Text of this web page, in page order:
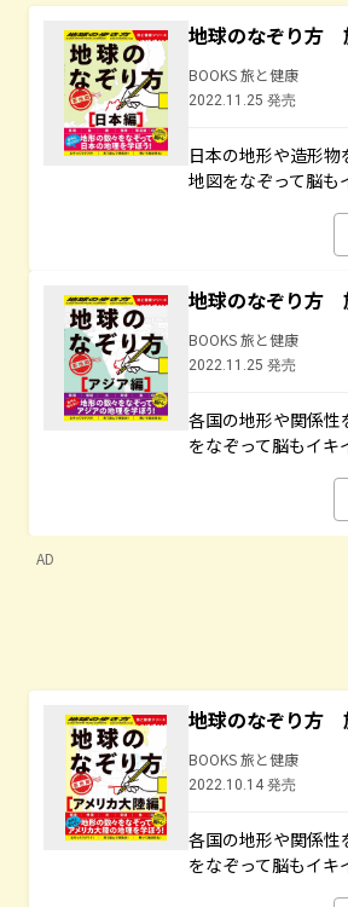
地球のなぞり方
BOOKS 旅と健康
2022.11.25 発売
日本の地形や造形
地図をなぞって脳も
地球のなぞり方
BOOKS 旅と健康
2022.11.25 発売
各国の地形や関係性
をなぞって脳もイキ
AD
地球のなぞり方
BOOKS 旅と健康
2022.10.14 発売
各国の地形や関係性
をなぞって脳もイキ